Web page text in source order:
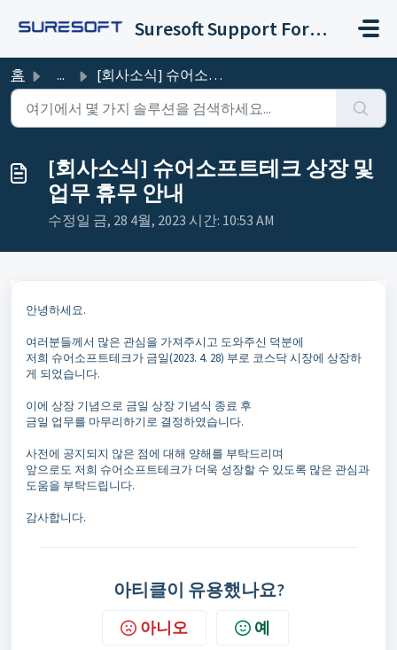
Suresoft Support Forum
홈 ... [회사소식] 슈어소프트테크 상장 및 업무 휴무 안내
[회사소식] 슈어소프트테크 상장 및
업무 휴무 안내
수정일 금, 28 4월, 2023 시간: 10:53 AM
안녕하세요.
여러분들께서 많은 관심을 가져주시고 도와주신 덕분에
저희 슈어소프트테크가 금일(2023. 4. 28) 부로 코스닥 시장에 상장하
게 되었습니다.
이에 상장 기념으로 금일 상장 기념식 종료 후
금일 업무를 마무리하기로 결정하였습니다.
사전에 공지되지 않은 점에 대해 양해를 부탁드리며
앞으로도 저희 슈어소프트테크가 더욱 성장할 수 있도록 많은 관심과
도움을 부탁드립니다.
감사합니다.
아티클이 유용했나요?
아니오 예